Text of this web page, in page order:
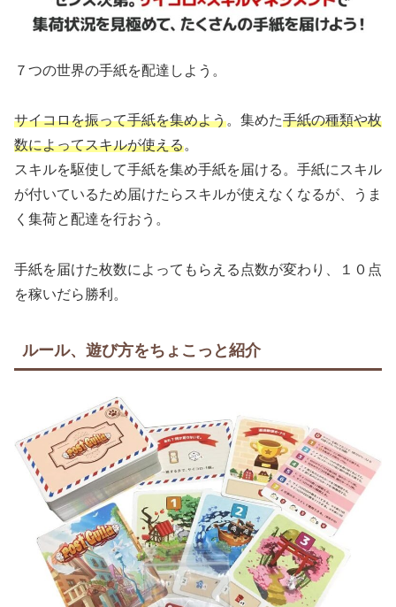
７つの世界の手紙を配達しよう。
サイコロを振って手紙を集めよう。集めた手紙の種類や枚
数によってスキルが使える。
スキルを駆使して手紙を集め手紙を届ける。手紙にスキル
が付いているため届けたらスキルが使えなくなるが、うま
く集荷と配達を行おう。
手紙を届けた枚数によってもらえる点数が変わり、１０点
を稼いだら勝利。
ルール、遊び方をちょこっと紹介